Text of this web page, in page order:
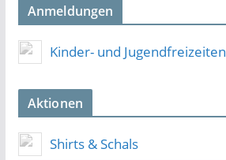
Anmeldungen
Kinder- und Jugendfreizeiten
Aktionen
Shirts & Schals